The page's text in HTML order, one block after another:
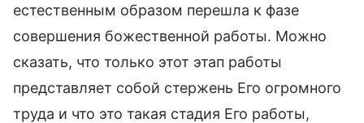
естественным образом перешла к фазе
совершения божественной работы. Можно
сказать, что только этот этап работы
представляет собой стержень Его огромного
труда и что это такая стадия Его работы,